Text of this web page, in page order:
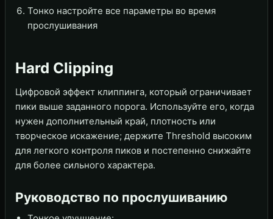
Тонко настройте все параметры во время
прослушивания
Hard Clipping
Цифровой эффект клиппинга, который ограничивает
пики выше заданного порога. Используйте его, когда
нужен дополнительный край, плотность или
творческое искажение; держите Threshold высоким
для легкого контроля пиков и постепенно снижайте
для более сильного характера.
Руководство по прослушиванию